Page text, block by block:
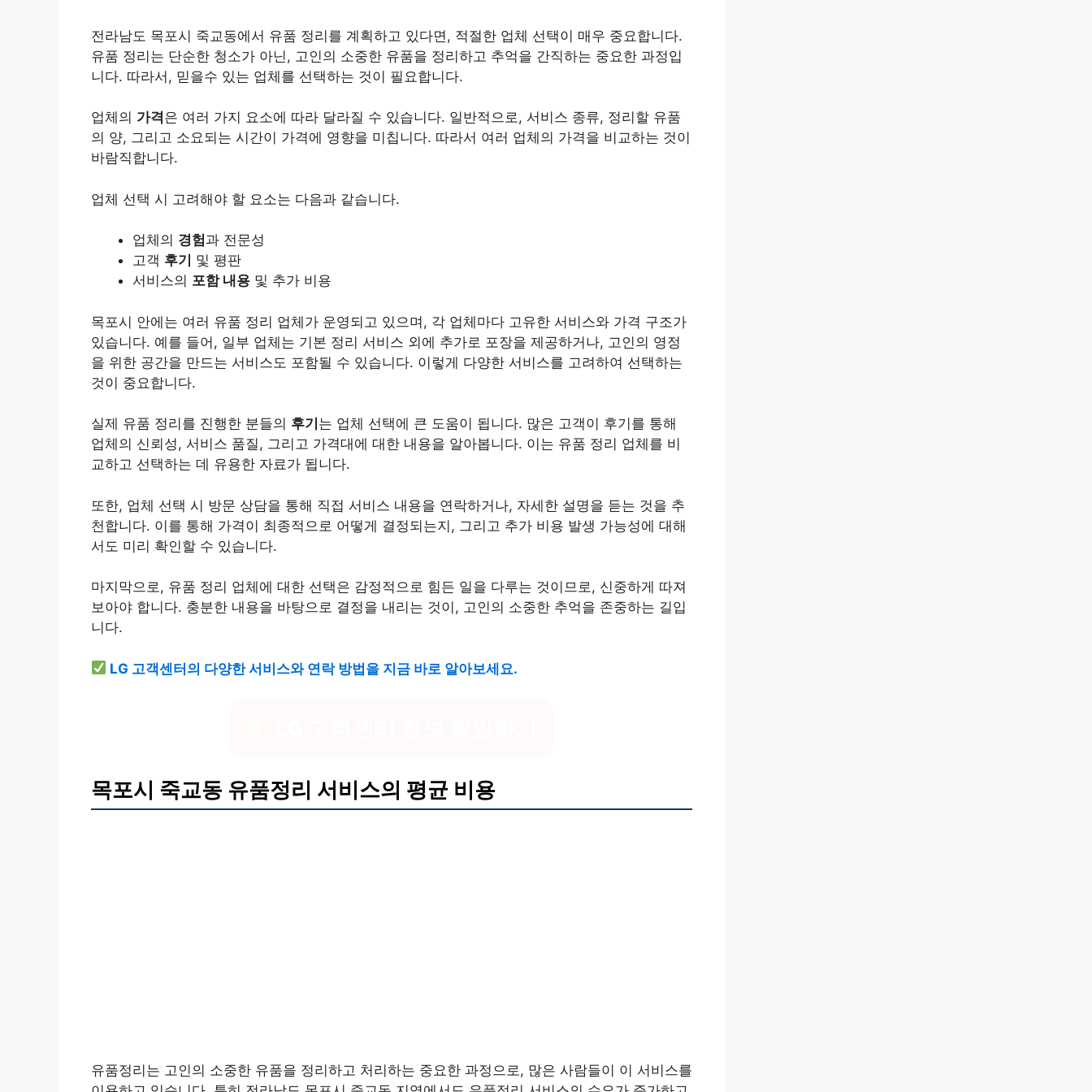
전라남도 목포시 죽교동에서 유품 정리를 계획하고 있다면, 적절한 업체 선택이 매우 중요합니다.
유품 정리는 단순한 청소가 아닌, 고인의 소중한 유품을 정리하고 추억을 간직하는 중요한 과정입
니다. 따라서, 믿을수 있는 업체를 선택하는 것이 필요합니다.
업체의 가격은 여러 가지 요소에 따라 달라질 수 있습니다. 일반적으로, 서비스 종류, 정리할 유품
의 양, 그리고 소요되는 시간이 가격에 영향을 미칩니다. 따라서 여러 업체의 가격을 비교하는 것이
바람직합니다.
업체 선택 시 고려해야 할 요소는 다음과 같습니다.
업체의 경험과 전문성
고객 후기
및 평판
서비스의 포함 내용 및 추가 비용
목포시 안에는 여러 유품 정리 업체가 운영되고 있으며, 각 업체마다 고유한 서비스와 가격 구조가
있습니다. 예를 들어, 일부 업체는 기본 정리 서비스 외에 추가로 포장을 제공하거나, 고인의 영정
을 위한 공간을 만드는 서비스도 포함될 수 있습니다. 이렇게 다양한 서비스를 고려하여 선택하는
것이 중요합니다.
실제 유품 정리를 진행한 분들의 후기 는 업체 선택에 큰 도움이 됩니다. 많은 고객이 후기를 통해
업체의 신뢰성, 서비스 품질, 그리고 가격대에 대한 내용을 알아봅니다. 이는 유품 정리 업체를 비
교하고 선택하는 데 유용한 자료가 됩니다.
또한, 업체 선택 시 방문 상담을 통해 직접 서비스 내용을 연락하거나, 자세한 설명을 듣는 것을 추
천합니다. 이를 통해 가격이 최종적으로 어떻게 결정되는지, 그리고 추가 비용 발생 가능성에 대해
서도 미리 확인할 수 있습니다.
마지막으로, 유품 정리 업체에 대한 선택은 감정적으로 힘든 일을 다루는 것이므로, 신중하게 따져
보아야 합니다. 충분한 내용을 바탕으로 결정을 내리는 것이, 고인의 소중한 추억을 존중하는 길입
니다.
LG 고객센터의 다양한 서비스와 연락 방법을 지금 바로 알아보세요.
목포시 죽교동 유품정리 서비스의 평균 비용
유품정리는 고인의 소중한 유품을 정리하고 처리하는 중요한 과정으로, 많은 사람들이 이 서비스를